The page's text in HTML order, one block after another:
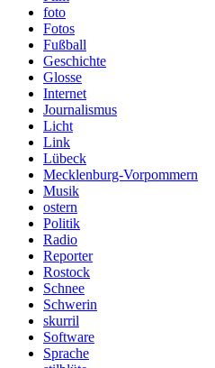
foto
Fotos
Fußball
Geschichte
Glosse
Internet
Journalismus
Licht
Link
Lübeck
Mecklenburg-Vorpommern
Musik
ostern
Politik
Radio
Reporter
Rostock
Schnee
Schwerin
skurril
Software
Sprache